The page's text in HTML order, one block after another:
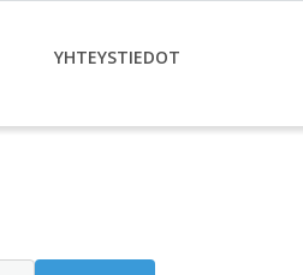
YHTEYSTIEDOT